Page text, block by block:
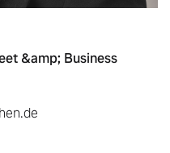
&amp; Business